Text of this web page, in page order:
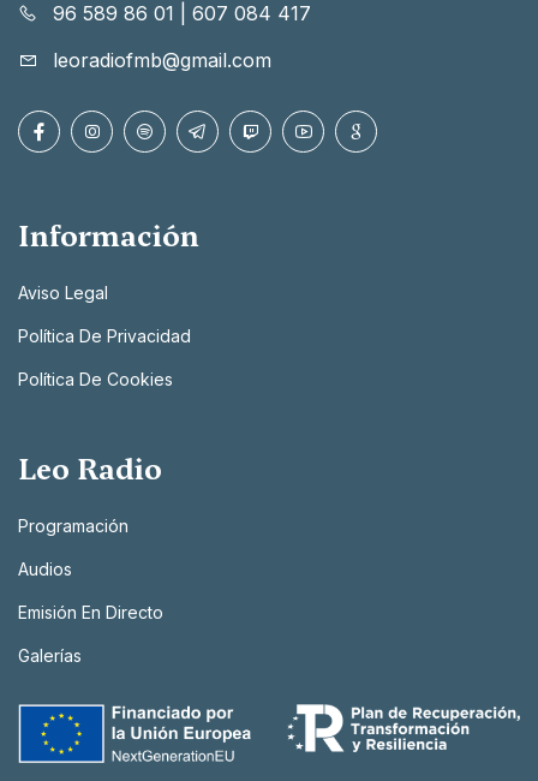
96 589 86 01
607 084 417
leoradiofmb@gmail.com
Información
Aviso Legal
Política De Privacidad
Política De Cookies
Leo Radio
Programación
Audios
Emisión En Directo
Galerías